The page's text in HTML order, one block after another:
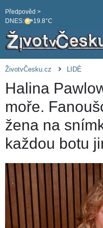
DNES: 19.8°C
Předpověd >
ŽivotvČesku.cz LIDÉ
Halina
moře.
žena na
každou botu